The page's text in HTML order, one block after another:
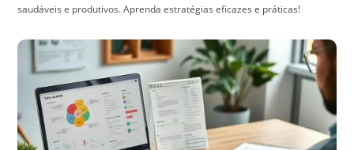
saudáveis e produtivos. Aprenda estratégias eficazes e práticas!